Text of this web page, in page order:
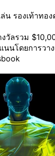
ล่น รองเท้าท
วัลรวม
นโดยการวา